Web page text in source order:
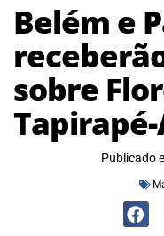
Belém e
sobre
Publicado